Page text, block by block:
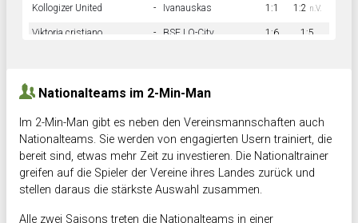
Kollogizer United - Ivanauskas 1:1 1:2 n.V.
Viktoria cristiano - BSF LO-City 1:6 1:5
Nationalteams im 2-Min-Man
Im 2-Min-Man gibt es neben den Vereinsmannschaften auch
Nationalteams. Sie werden von engagierten Usern trainiert, die
bereit sind, etwas mehr Zeit zu investieren. Die Nationaltrainer
greifen auf die Spieler der Vereine ihres Landes zurück und
stellen daraus die stärkste Auswahl zusammen.
Alle zwei Saisons treten die Nationalteams in einer